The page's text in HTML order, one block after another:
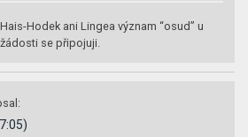
Hodek ani Lingea význam “osud” u
se připojuji.